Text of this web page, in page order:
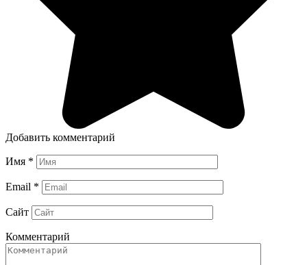
Добавить комментарий
Имя *
Email *
Сайт
Комментарий